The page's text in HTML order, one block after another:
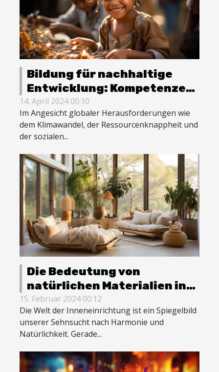
Bildung für nachhaltige
Entwicklung: Kompetenzen
für die Zukunft
14. April 2024 00:10
Im Angesicht globaler Herausforderungen wie
dem Klimawandel, der Ressourcenknappheit und
der sozialen...
Die Bedeutung von
natürlichen Materialien in
der Boho-Einrichtung
15. Februar 2024 00:12
Die Welt der Inneneinrichtung ist ein Spiegelbild
unserer Sehnsucht nach Harmonie und
Natürlichkeit. Gerade...